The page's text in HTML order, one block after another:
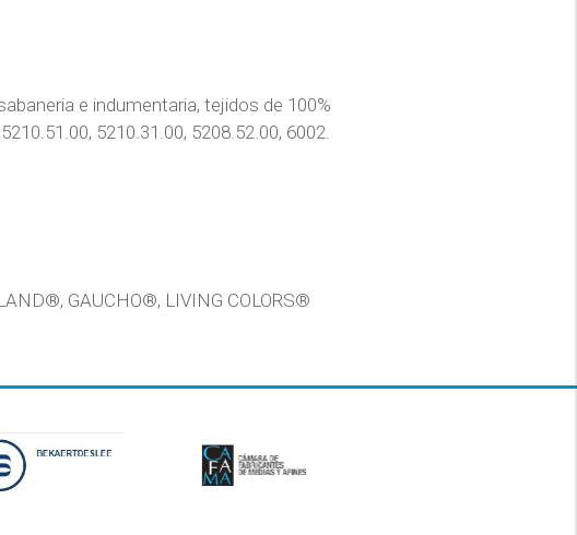
e indumentaria, tejidos de 100%
5210.31.00, 5208.52.00, 6002.
GAUCHO®, LIVING COLORS®